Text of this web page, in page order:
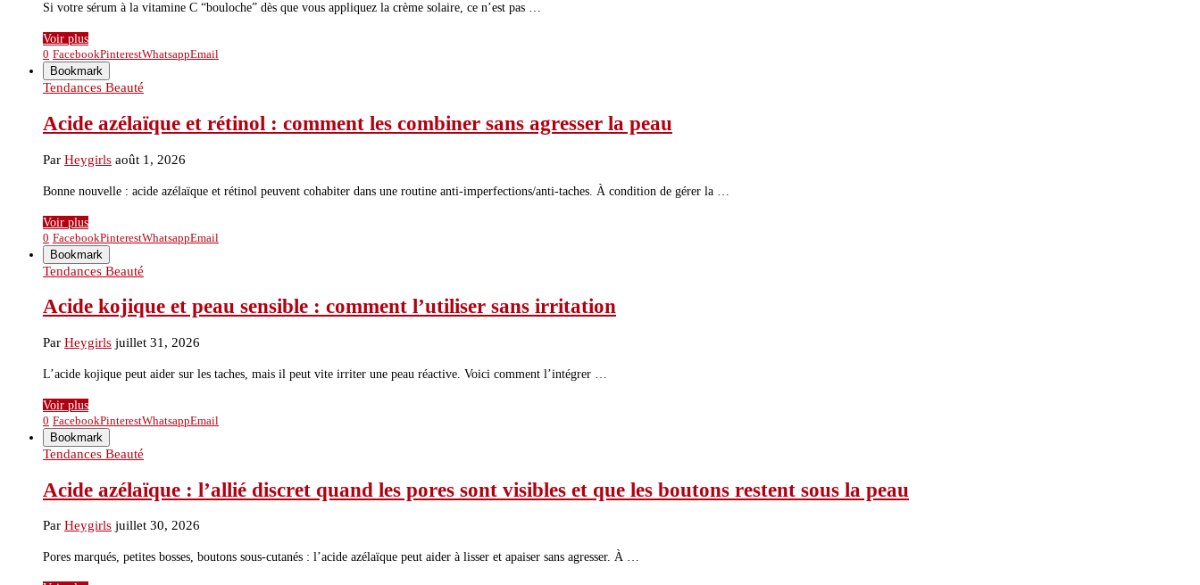
Si votre sérum à la vitamine C “bouloche” dès que vous appliquez la crème solaire, ce n’est pas …
Voir plus
0 FacebookPinterestWhatsappEmail
Bookmark
Tendances Beauté
Acide azélaïque et rétinol : comment les combiner sans agresser la peau
Par Heygirls août 1, 2026
Bonne nouvelle : acide azélaïque et rétinol peuvent cohabiter dans une routine anti-imperfections/anti-taches. À condition de gérer la …
Voir plus
0 FacebookPinterestWhatsappEmail
Bookmark
Tendances Beauté
Acide kojique et peau sensible : comment l’utiliser sans irritation
Par Heygirls juillet 31, 2026
L’acide kojique peut aider sur les taches, mais il peut vite irriter une peau réactive. Voici comment l’intégrer …
Voir plus
0 FacebookPinterestWhatsappEmail
Bookmark
Tendances Beauté
Acide azélaïque : l’allié discret quand les pores sont visibles et que les boutons restent sous la peau
Par Heygirls juillet 30, 2026
Pores marqués, petites bosses, boutons sous-cutanés : l’acide azélaïque peut aider à lisser et apaiser sans agresser. À …